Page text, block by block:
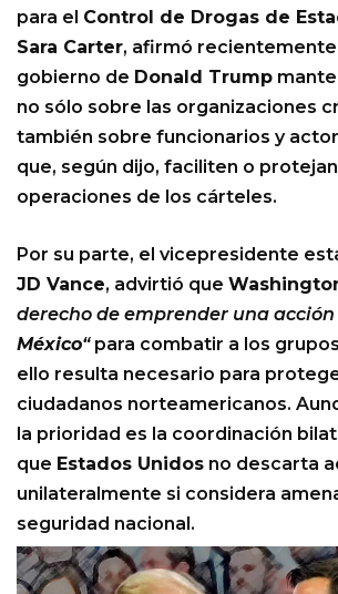
para el Control de Drogas de
Sara Carter, afirmó
gobierno de Donald Trump
no sólo sobre las organizaciones
también sobre funcionarios y
que, según dijo, faciliten o
operaciones de los cárteles.
Por su parte, el vicepresidente
JD Vance, advirtió que
derecho de emprender una
México“para combatir a los
ello resulta necesario para
ciudadanos norteamericanos.
la prioridad es la coordinación
que Estados Unidos no descarta
unilateralmente si considera
seguridad nacional.